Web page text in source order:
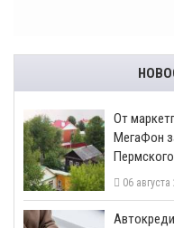
От
МегаФон
06